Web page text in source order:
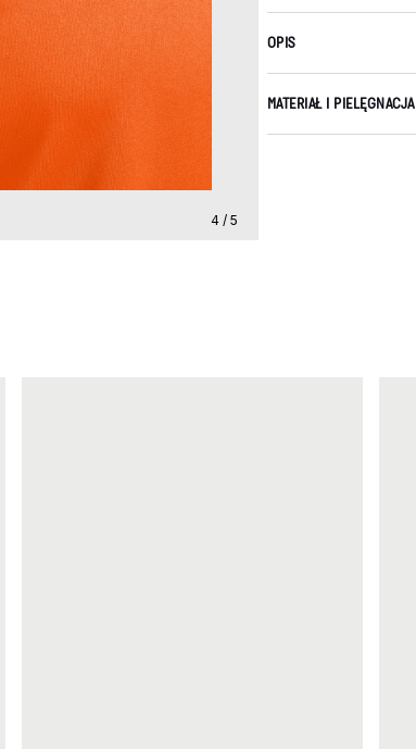
4 / 5
OPIS
MATERIAŁ I PIELĘGNACJA